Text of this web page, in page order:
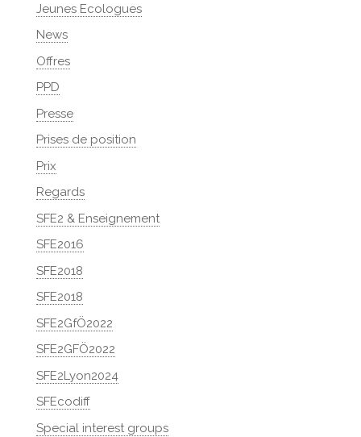
Jeunes Ecologues
News
Offres
PPD
Presse
Prises de position
Prix
Regards
SFE2 & Enseignement
SFE2016
SFE2018
SFE2018
SFE2GfÖ2022
SFE2GFÖ2022
SFE2Lyon2024
SFEcodiff
Special interest groups